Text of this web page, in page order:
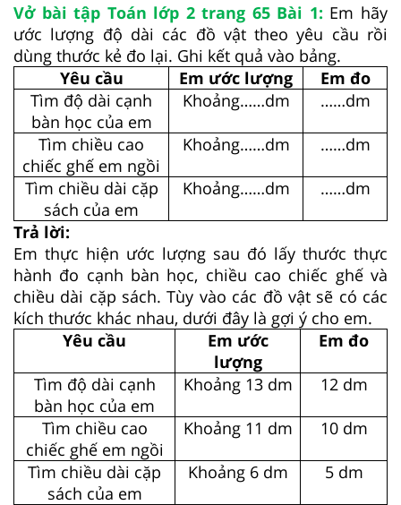
Vở bài tập Toán lớp 2 trang 65 Bài 1: Em hãy
ước lượng độ dài các đồ vật theo yêu cầu rồi
dùng thước kẻ đo lại. Ghi kết quả vào bảng.
Yêu cầu
Em ước lượng
Em đo
Tìm độ dài cạnh
bàn học của em
Khoảng……dm ……dm
Tìm chiều cao
chiếc ghế em ngồi
Khoảng……dm ……dm
Tìm chiều dài cặp
sách của em
Khoảng……dm ……dm
Trả lời:
Em thực hiện ước lượng sau đó lấy thước thực
hành đo cạnh bàn học, chiều cao chiếc ghế và
chiều dài cặp sách. Tùy vào các đồ vật sẽ có các
kích thước khác nhau, dưới đây là gợi ý cho em.
Yêu cầu
Em ước
lượng
Em đo
Tìm độ dài cạnh
bàn học của em
Khoảng 13 dm 12 dm
Tìm chiều cao
chiếc ghế em ngồi
Khoảng 11 dm 10 dm
Tìm chiều dài cặp
sách của em
Khoảng 6 dm 5 dm